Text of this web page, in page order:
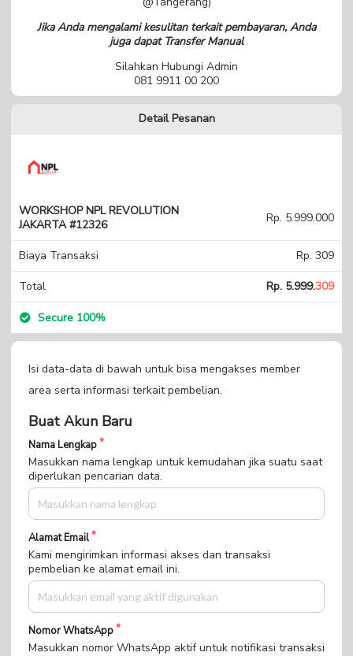
Jika Anda mengalami kesulitan terkait pembayaran, Anda
juga dapat Transfer Manual
Silahkan Hubungi Admin
081 9911 00 200
Detail Pesanan
WORKSHOP NPL REVOLUTION
JAKARTA #12326
Rp. 5.999.000
Biaya Transaksi Rp. 309
Total Rp. 5.999.309
Secure 100%
Isi data-data di bawah untuk bisa mengakses member
area serta informasi terkait pembelian.
Buat Akun Baru
Nama Lengkap
Masukkan nama lengkap untuk kemudahan jika suatu saat
diperlukan pencarian data.
Alamat Email
Kami mengirimkan informasi akses dan transaksi
pembelian ke alamat email ini.
Nomor WhatsApp
Masukkan nomor WhatsApp aktif untuk notifikasi transaksi